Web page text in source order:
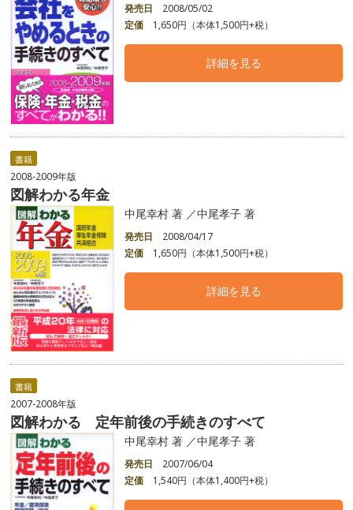
発売日
2008/05/02
定価
1,650円（本体1,500円+税）
詳細を見る
書籍
2008-2009年版
図解わかる年金
中尾幸村 著 ／中尾孝子 著
発売日
2008/04/17
定価
1,650円（本体1,500円+税）
詳細を見る
書籍
2007-2008年版
図解わかる 定年前後の手続きのすべて
中尾幸村 著 ／中尾孝子 著
発売日
2007/06/04
定価
1,540円（本体1,400円+税）